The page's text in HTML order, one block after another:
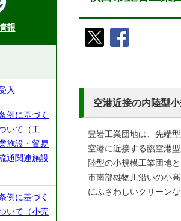
空港近接の内陸型
豊岩工業団地は、先端
空港に近接する臨空港
陸型の小規模工業団地と
市南部雄物川沿いの小
にふさわしいクリーン
報
入
例に基づく
いて（工
施設・貿易
通関連施設
例に基づく
いて（小売